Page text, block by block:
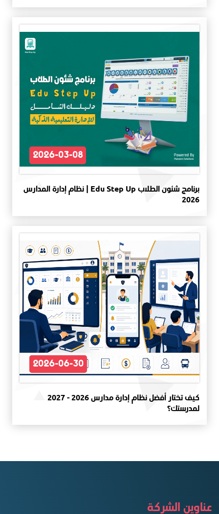
2026-03-08
برنامج شئون الطلاب Edu Step Up | نظام إدارة المدارس
2026
2026-06-30
كيف تختار أفضل نظام إدارة مدارس 2026 - 2027
لمدرستك؟
عناوين الشركة